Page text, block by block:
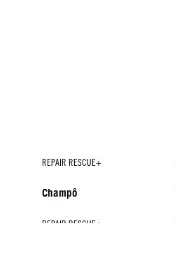
REPAIR RESCUE+
Champô
REPAIR RESCUE+